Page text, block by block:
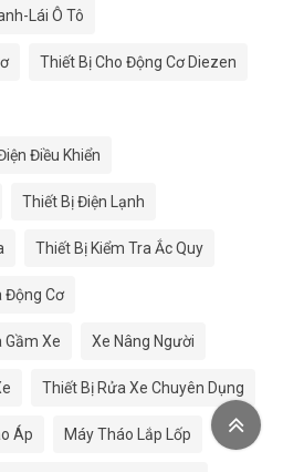
Lái Ô Tô
Thiết Bị Cho Động Cơ Diezen
Điều Khiển
Thiết Bị Điện Lạnh
Thiết Bị Kiểm Tra Ắc Quy
Động Cơ
Gầm Xe Xe Nâng Người
Thiết Bị Rửa Xe Chuyên Dụng
Áp Máy Tháo Lắp Lốp